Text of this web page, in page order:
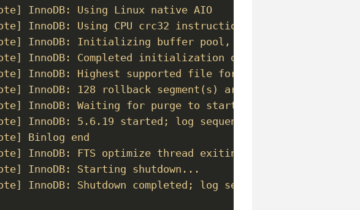
InnoDB: Using Linux native AIO
InnoDB: Using CPU crc32 instructions
InnoDB: Initializing buffer pool, size = 128.0M
InnoDB: Completed initialization of buffer pool
InnoDB: Highest supported file format is Barracuda.
InnoDB: 128 rollback segment(s) are active.
InnoDB: Waiting for purge to start
InnoDB: 5.6.19 started; log sequence number 1625977
Binlog end
InnoDB: FTS optimize thread exiting.
InnoDB: Starting shutdown...
InnoDB: Shutdown completed; log sequence number 1625987